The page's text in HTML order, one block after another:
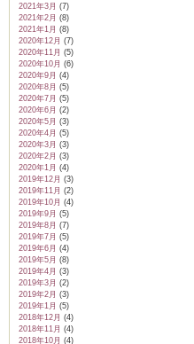
2021年3月 (7)
2021年2月 (8)
2021年1月 (8)
2020年12月 (7)
2020年11月 (5)
2020年10月 (6)
2020年9月 (4)
2020年8月 (5)
2020年7月 (5)
2020年6月 (2)
2020年5月 (3)
2020年4月 (5)
2020年3月 (3)
2020年2月 (3)
2020年1月 (4)
2019年12月 (3)
2019年11月 (2)
2019年10月 (4)
2019年9月 (5)
2019年8月 (7)
2019年7月 (5)
2019年6月 (4)
2019年5月 (8)
2019年4月 (3)
2019年3月 (2)
2019年2月 (3)
2019年1月 (5)
2018年12月 (4)
2018年11月 (4)
2018年10月 (4)